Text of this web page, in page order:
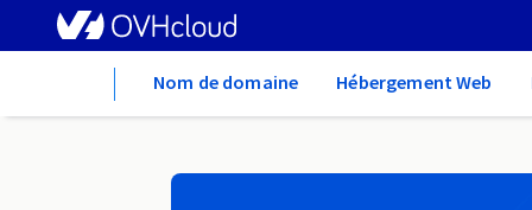
Nom de domaine Hébergement Web